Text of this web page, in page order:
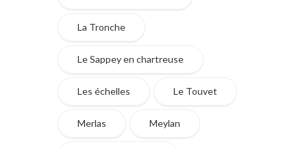
La Tronche
Le Sappey en chartreuse
Les échelles Le Touvet
Merlas Meylan